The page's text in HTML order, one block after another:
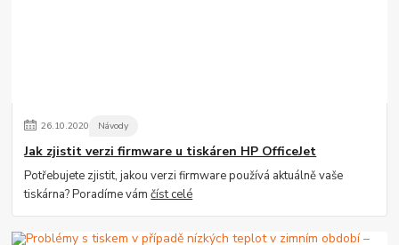
26.10.2020 Návody
Jak zjistit verzi firmware u tiskáren HP OfficeJet
Potřebujete zjistit, jakou verzi firmware používá aktuálně vaše
tiskárna? Poradíme vámčíst celé